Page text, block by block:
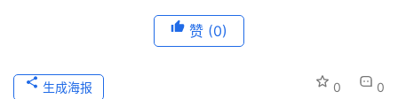
游
赞 (0)
0 0
生成海报